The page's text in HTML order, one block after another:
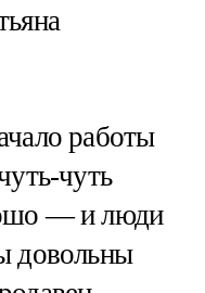
работы
чуть
— и люди
довольны